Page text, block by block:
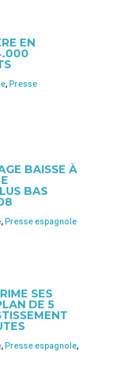
EN
, Presse
BAISSE À
BAS
, Presse espagnole
SES
DE 5
, Presse espagnole,